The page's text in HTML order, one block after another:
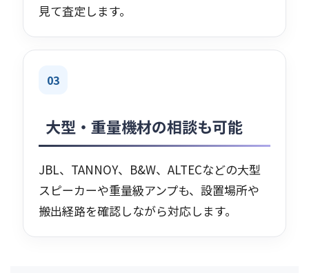
見て査定します。
03
大型・重量機材の相談も可能
JBL、TANNOY、B&W、ALTECなどの大型
スピーカーや重量級アンプも、設置場所や
搬出経路を確認しながら対応します。